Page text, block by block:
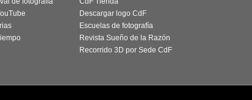
Descargar logo CdF
Escuelas de fotografía
Revista Sueño de la Razón
Recorrido 3D por Sede CdF